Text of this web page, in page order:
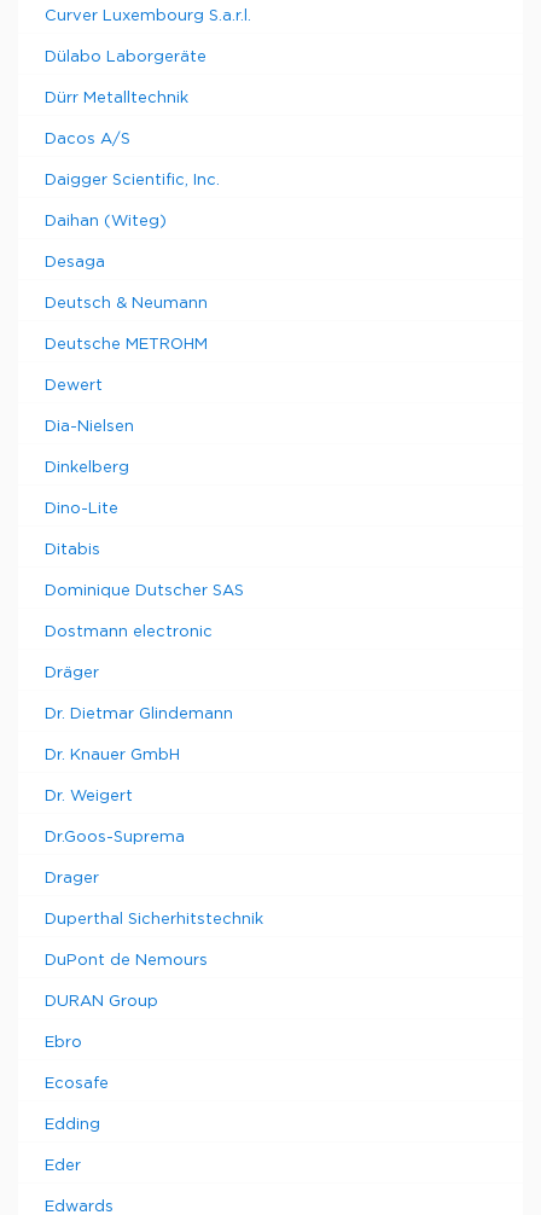
Curver Luxembourg S.a.r.l.
Dülabo Laborgeräte
Dürr Metalltechnik
Dacos A/S
Daigger Scientific, Inc.
Daihan (Witeg)
Desaga
Deutsch & Neumann
Deutsche METROHM
Dewert
Dia-Nielsen
Dinkelberg
Dino-Lite
Ditabis
Dominique Dutscher SAS
Dostmann electronic
Dräger
Dr. Dietmar Glindemann
Dr. Knauer GmbH
Dr. Weigert
Dr.Goos-Suprema
Drager
Duperthal Sicherhitstechnik
DuPont de Nemours
DURAN Group
Ebro
Ecosafe
Edding
Eder
Edwards